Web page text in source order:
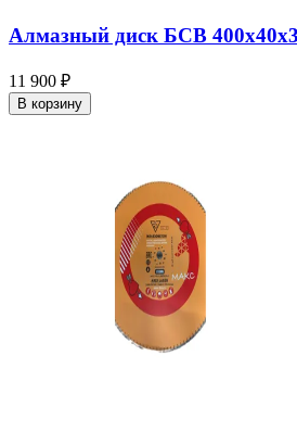
Алмазный диск БСВ
11 900 ₽
В корзину